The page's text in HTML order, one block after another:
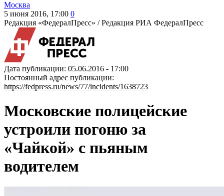
Москва
5 июня 2016, 17:00 0
Редакция «ФедералПресс» /Редакция РИА ФедералПресс
Дата публикации: 05.06.2016 - 17:00
Постоянный адрес публикации:
https://fedpress.ru/news/77/incidents/1638723
Московские полицейские
устроили погоню за
«Чайкой» с пьяным
водителем